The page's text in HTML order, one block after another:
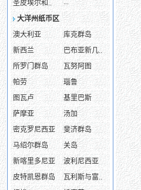
圣皮埃尔和..
...
大洋州纸币区
澳大利亚
库克群岛
新西兰
巴布亚新几..
所罗门群岛
瓦努阿图
帕劳
瑙鲁
图瓦卢
基里巴斯
萨摩亚
汤加
密克罗尼西亚
斐济群岛
马绍尔群岛
关岛
新喀里多尼亚
波利尼西亚
皮特凯恩群岛
瓦利斯与富..